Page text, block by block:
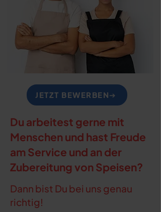
JETZT BEWERBEN➔
Du arbeitest gerne mit
Menschen und hast Freude
am Service und an der
Zubereitung von Speisen?
Dann bist Du bei uns genau
richtig!